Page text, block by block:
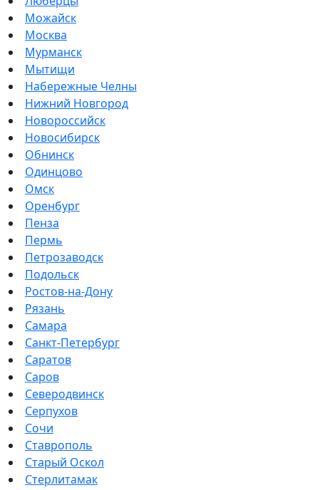
Можайск
Москва
Мурманск
Мытищи
Набережные Челны
Нижний Новгород
Новороссийск
Новосибирск
Обнинск
Одинцово
Омск
Оренбург
Пенза
Пермь
Петрозаводск
Подольск
Ростов-на-Дону
Рязань
Самара
Санкт-Петербург
Саратов
Саров
Северодвинск
Серпухов
Сочи
Ставрополь
Старый Оскол
Стерлитамак